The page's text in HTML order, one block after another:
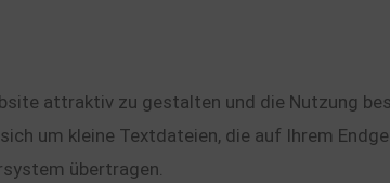
attraktiv zu gestalten und die Nutzung
um kleine Textdateien, die auf Ihrem
übertragen.